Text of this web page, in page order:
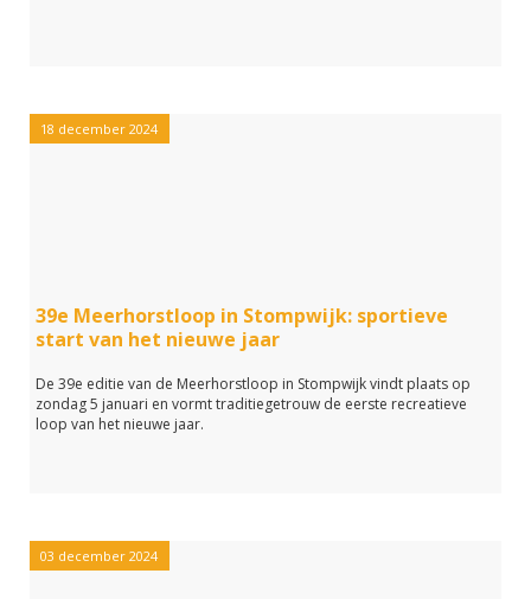
18 december 2024
39e Meerhorstloop in Stompwijk: sportieve
start van het nieuwe jaar
De 39e editie van de Meerhorstloop in Stompwijk vindt plaats op
zondag 5 januari en vormt traditiegetrouw de eerste recreatieve
loop van het nieuwe jaar.
03 december 2024